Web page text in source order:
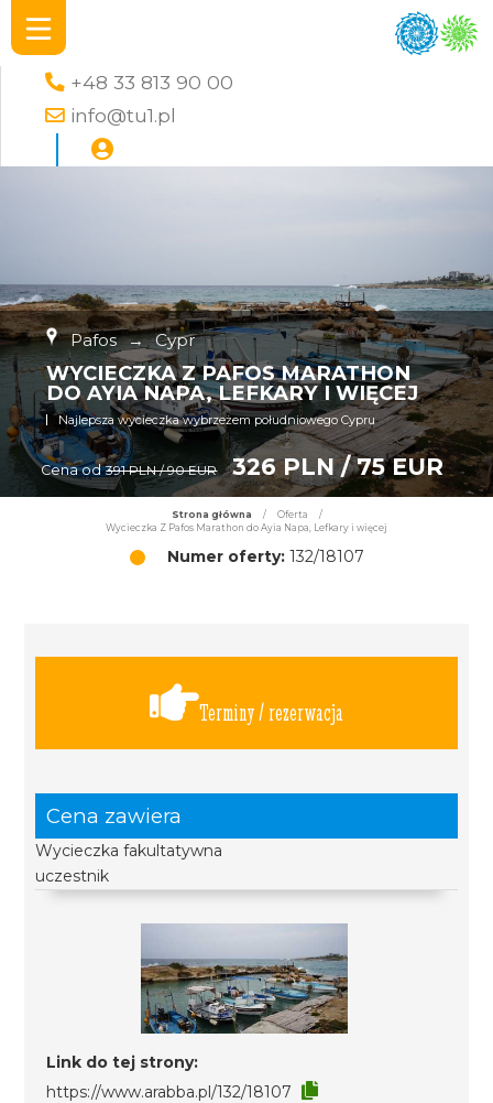
+48 33 813 90 00
info@tu1.pl
Pafos → Cypr
WYCIECZKA Z PAFOS MARATHON
DO AYIA NAPA, LEFKARY I WIĘCEJ
Najlepsza wycieczka wybrzeżem południowego Cypru
Cena od 391 PLN / 90 EUR 326 PLN / 75 EUR
Strona główna / Oferta
/
Wycieczka Z Pafos Marathon do Ayia Napa, Lefkary i więcej
Numer oferty:132/18107
Terminy / rezerwacja
Cena zawiera
Wycieczka fakultatywna
uczestnik
Link do tej strony:
https://www.arabba.pl/132/18107